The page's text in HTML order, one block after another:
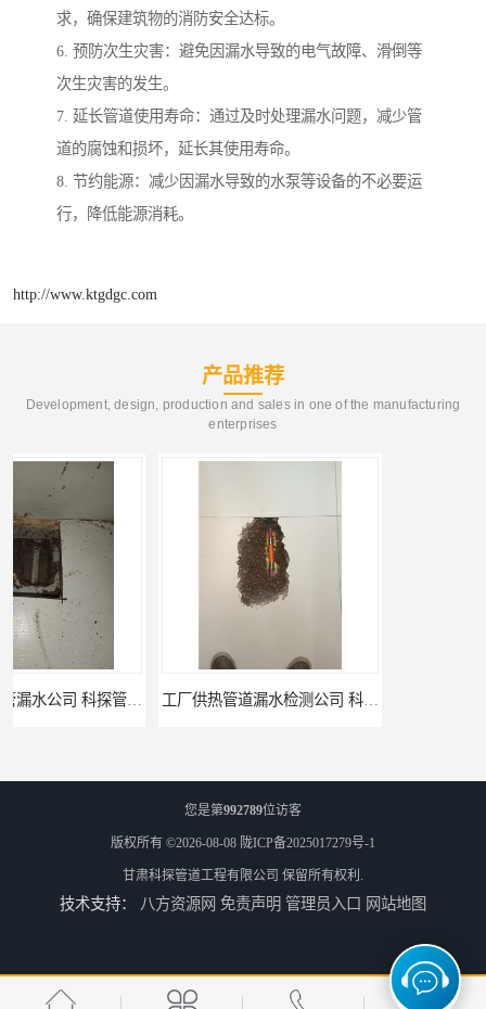
求，确保建筑物的消防安全达标。
6. 预防次生灾害：避免因漏水导致的电气故障、滑倒等
次生灾害的发生。
7. 延长管道使用寿命：通过及时处理漏水问题，减少管
道的腐蚀和损坏，延长其使用寿命。
8. 节约能源：减少因漏水导致的水泵等设备的不必要运
行，降低能源消耗。
http://www.ktgdgc.com
产品推荐
Development, design, production and sales in one of the manufacturing
enterprises
工厂供热管道漏水检测公司 科探管道工程 公司仪器测漏电话 科探管道工程
工厂管道工程 科探管道工程 市政供热管道漏水检测 科探管道工程
您是第992789位访客
版权所有 ©2026-08-08 陇ICP备2025017279号-1
甘肃科探管道工程有限公司 保留所有权利.
技术支持： 八方资源网 免责声明 管理员入口 网站地图